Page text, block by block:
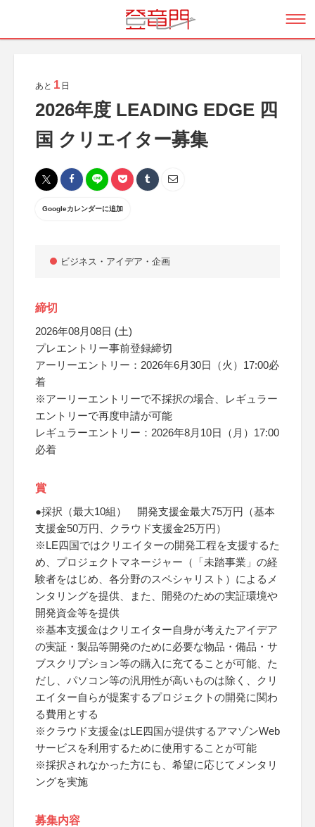
あと 1 日
2026年度 LEADING EDGE 四
国 クリエイター募集
Googleカレンダーに追加
ビジネス・アイデア・企画
締切
2026年08月08日 (土)
プレエントリー事前登録締切
アーリーエントリー：2026年6月30日（火）17:00必
着
※アーリーエントリーで不採択の場合、レギュラー
エントリーで再度申請が可能
レギュラーエントリー：2026年8月10日（月）17:00
必着
賞
●採択（最大10組） 開発支援金最大75万円（基本
支援金50万円、クラウド支援金25万円）
※LE四国ではクリエイターの開発工程を支援するた
め、プロジェクトマネージャー（「未踏事業」の経
験者をはじめ、各分野のスペシャリスト）によるメ
ンタリングを提供、また、開発のための実証環境や
開発資金等を提供
※基本支援金はクリエイター自身が考えたアイデア
の実証・製品等開発のために必要な物品・備品・サ
ブスクリプション等の購入に充てることが可能、た
だし、パソコン等の汎用性が高いものは除く、クリ
エイター自らが提案するプロジェクトの開発に関わ
る費用とする
※クラウド支援金はLE四国が提供するアマゾンWeb
サービスを利用するために使用することが可能
※採択されなかった方にも、希望に応じてメンタリ
ングを実施
募集内容